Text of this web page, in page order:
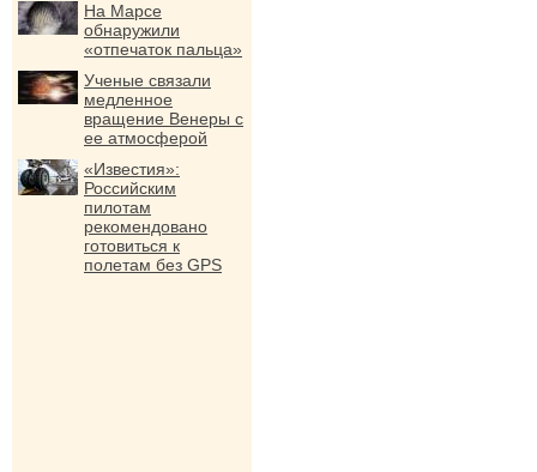
На Марсе
обнаружили
«отпечаток пальца»
Ученые связали
медленное
вращение Венеры с
ее атмосферой
«Известия»:
Российским
пилотам
рекомендовано
готовиться к
полетам без GPS